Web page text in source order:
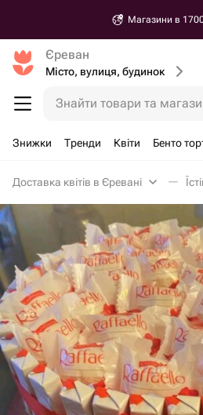
Магазини в
Єреван
Місто, вулиця, будинок
Знайти товари та
Знижки Тренди Квіти Бенто
Доставка квітів в Єревані